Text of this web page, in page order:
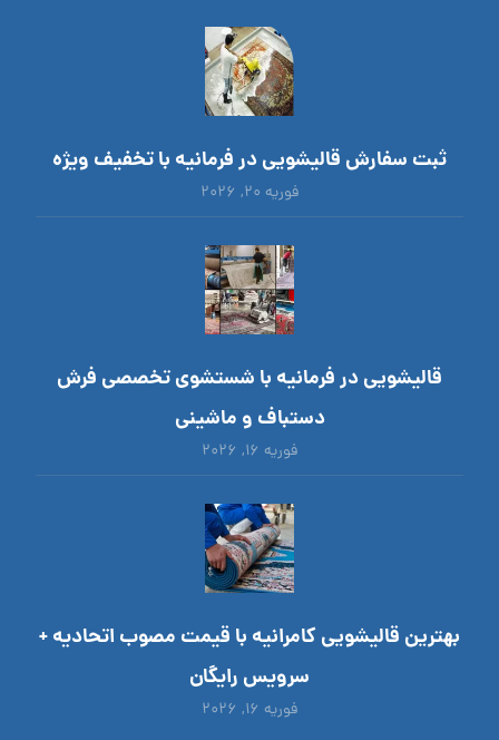
ثبت سفارش قالیشویی در فرمانیه با تخفیف ویژه
فوریه ۲۰, ۲۰۲۶
قالیشویی در فرمانیه با شستشوی تخصصی فرش
دستباف و ماشینی
فوریه ۱۶, ۲۰۲۶
بهترین قالیشویی کامرانیه با قیمت مصوب اتحادیه +
سرویس رایگان
فوریه ۱۶, ۲۰۲۶